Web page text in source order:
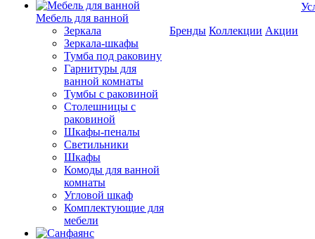
Мебель для ванной
Зеркала
Зеркала-шкафы
Тумба под раковину
Гарнитуры для
ванной комнаты
Тумбы с раковиной
Столешницы с
раковиной
Шкафы-пеналы
Светильники
Шкафы
Комоды для ванной
комнаты
Угловой шкаф
Комплектующие для
мебели
Бренды Коллекции Акции